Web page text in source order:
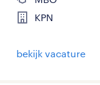
KPN
bekijk vacature